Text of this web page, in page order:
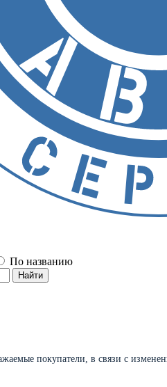
По названию
Найти
покупатели, в связи с